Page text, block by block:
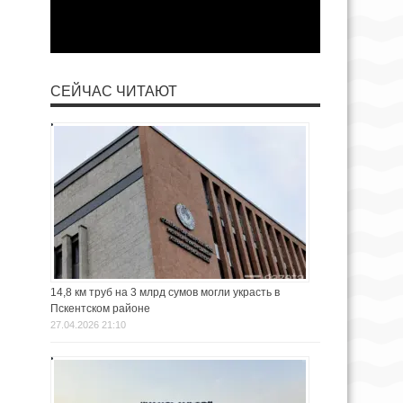
СЕЙЧАС ЧИТАЮТ
14,8 км труб на 3 млрд сумов могли украсть в
Пскентском районе
27.04.2026 21:10